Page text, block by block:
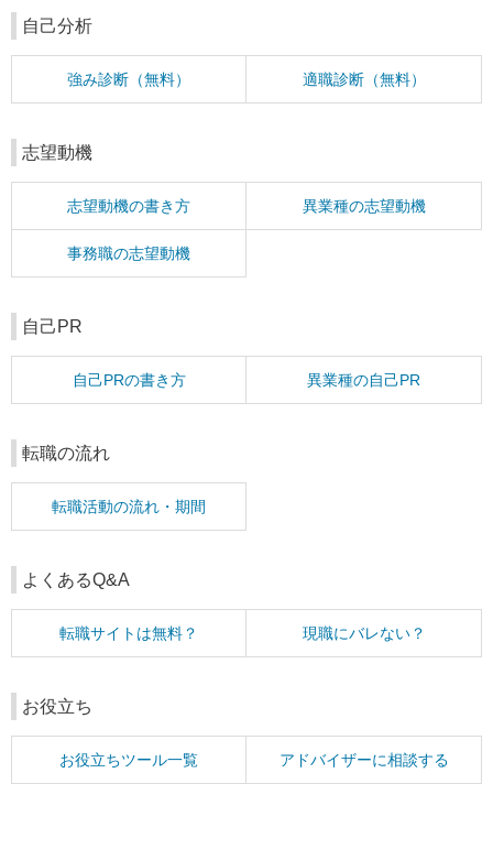
自己分析
強み診断（無料） 適職診断（無料）
志望動機
志望動機の書き方 異業種の志望動機
事務職の志望動機
自己PR
自己PRの書き方 異業種の自己PR
転職の流れ
転職活動の流れ・期間
よくあるQ&A
転職サイトは無料？ 現職にバレない？
お役立ち
お役立ちツール一覧 アドバイザーに相談する